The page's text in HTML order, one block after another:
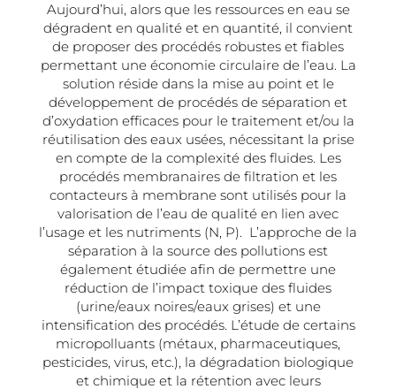
Aujourd’hui, alors que les ressources en eau se
dégradent en qualité et en quantité, il convient
de proposer des procédés robustes et fiables
permettant une économie circulaire de l’eau. La
solution réside dans la mise au point et le
développement de procédés de séparation et
d’oxydation efficaces pour le traitement et/ou la
réutilisation des eaux usées, nécessitant la prise
en compte de la complexité des fluides. Les
procédés membranaires de filtration et les
contacteurs à membrane sont utilisés pour la
valorisation de l’eau de qualité en lien avec
l’usage et les nutriments (N, P). L’approche de la
séparation à la source des pollutions est
également étudiée afin de permettre une
réduction de l’impact toxique des fluides
(urine/eaux noires/eaux grises) et une
intensification des procédés. L’étude de certains
micropolluants (métaux, pharmaceutiques,
pesticides, virus, etc.), la dégradation biologique
et chimique et la rétention avec leurs